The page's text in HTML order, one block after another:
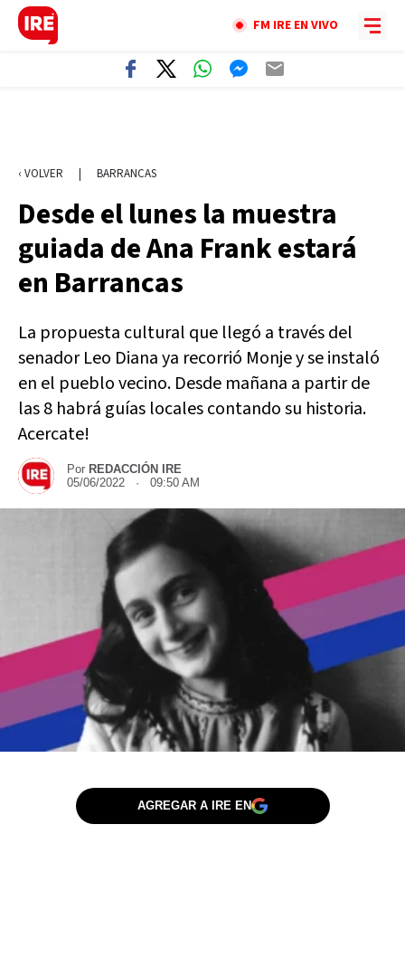
FM IRE EN VIVO
‹ VOLVER | BARRANCAS
Desde el lunes la muestra
guiada de Ana Frank estará
en Barrancas
La propuesta cultural que llegó a través del
senador Leo Diana ya recorrió Monje y se instaló
en el pueblo vecino. Desde mañana a partir de
las 8 habrá guías locales contando su historia.
Acercate!
Por REDACCIÓN IRE
05/06/2022 · 09:50 AM
AGREGAR A IRE EN